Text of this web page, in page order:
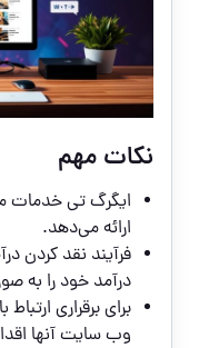
نکات مهم
ایگرگ تی خدمات
ارائه می‌دهد.
فرآیند نقد کردن
درآمد خود را به
برای برقراری
وب سایت آنها